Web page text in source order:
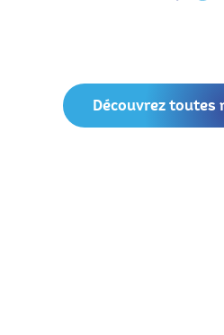
Découvrez toutes